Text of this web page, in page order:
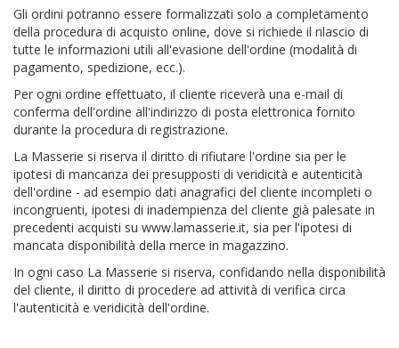
Gli ordini potranno essere formalizzati solo a completamento
della procedura di acquisto online, dove si richiede il rilascio di
tutte le informazioni utili all'evasione dell'ordine (modalità di
pagamento, spedizione, ecc.).
Per ogni ordine effettuato, il cliente riceverà una e-mail di
conferma dell'ordine all'indirizzo di posta elettronica fornito
durante la procedura di registrazione.
La Masserie si riserva il diritto di rifiutare l'ordine sia per le
ipotesi di mancanza dei presupposti di veridicità e autenticità
dell'ordine - ad esempio dati anagrafici del cliente incompleti o
incongruenti, ipotesi di inadempienza del cliente già palesate in
precedenti acquisti su www.lamasserie.it, sia per l'ipotesi di
mancata disponibilità della merce in magazzino.
In ogni caso La Masserie si riserva, confidando nella disponibilità
del cliente, il diritto di procedere ad attività di verifica circa
l'autenticità e veridicità dell'ordine.